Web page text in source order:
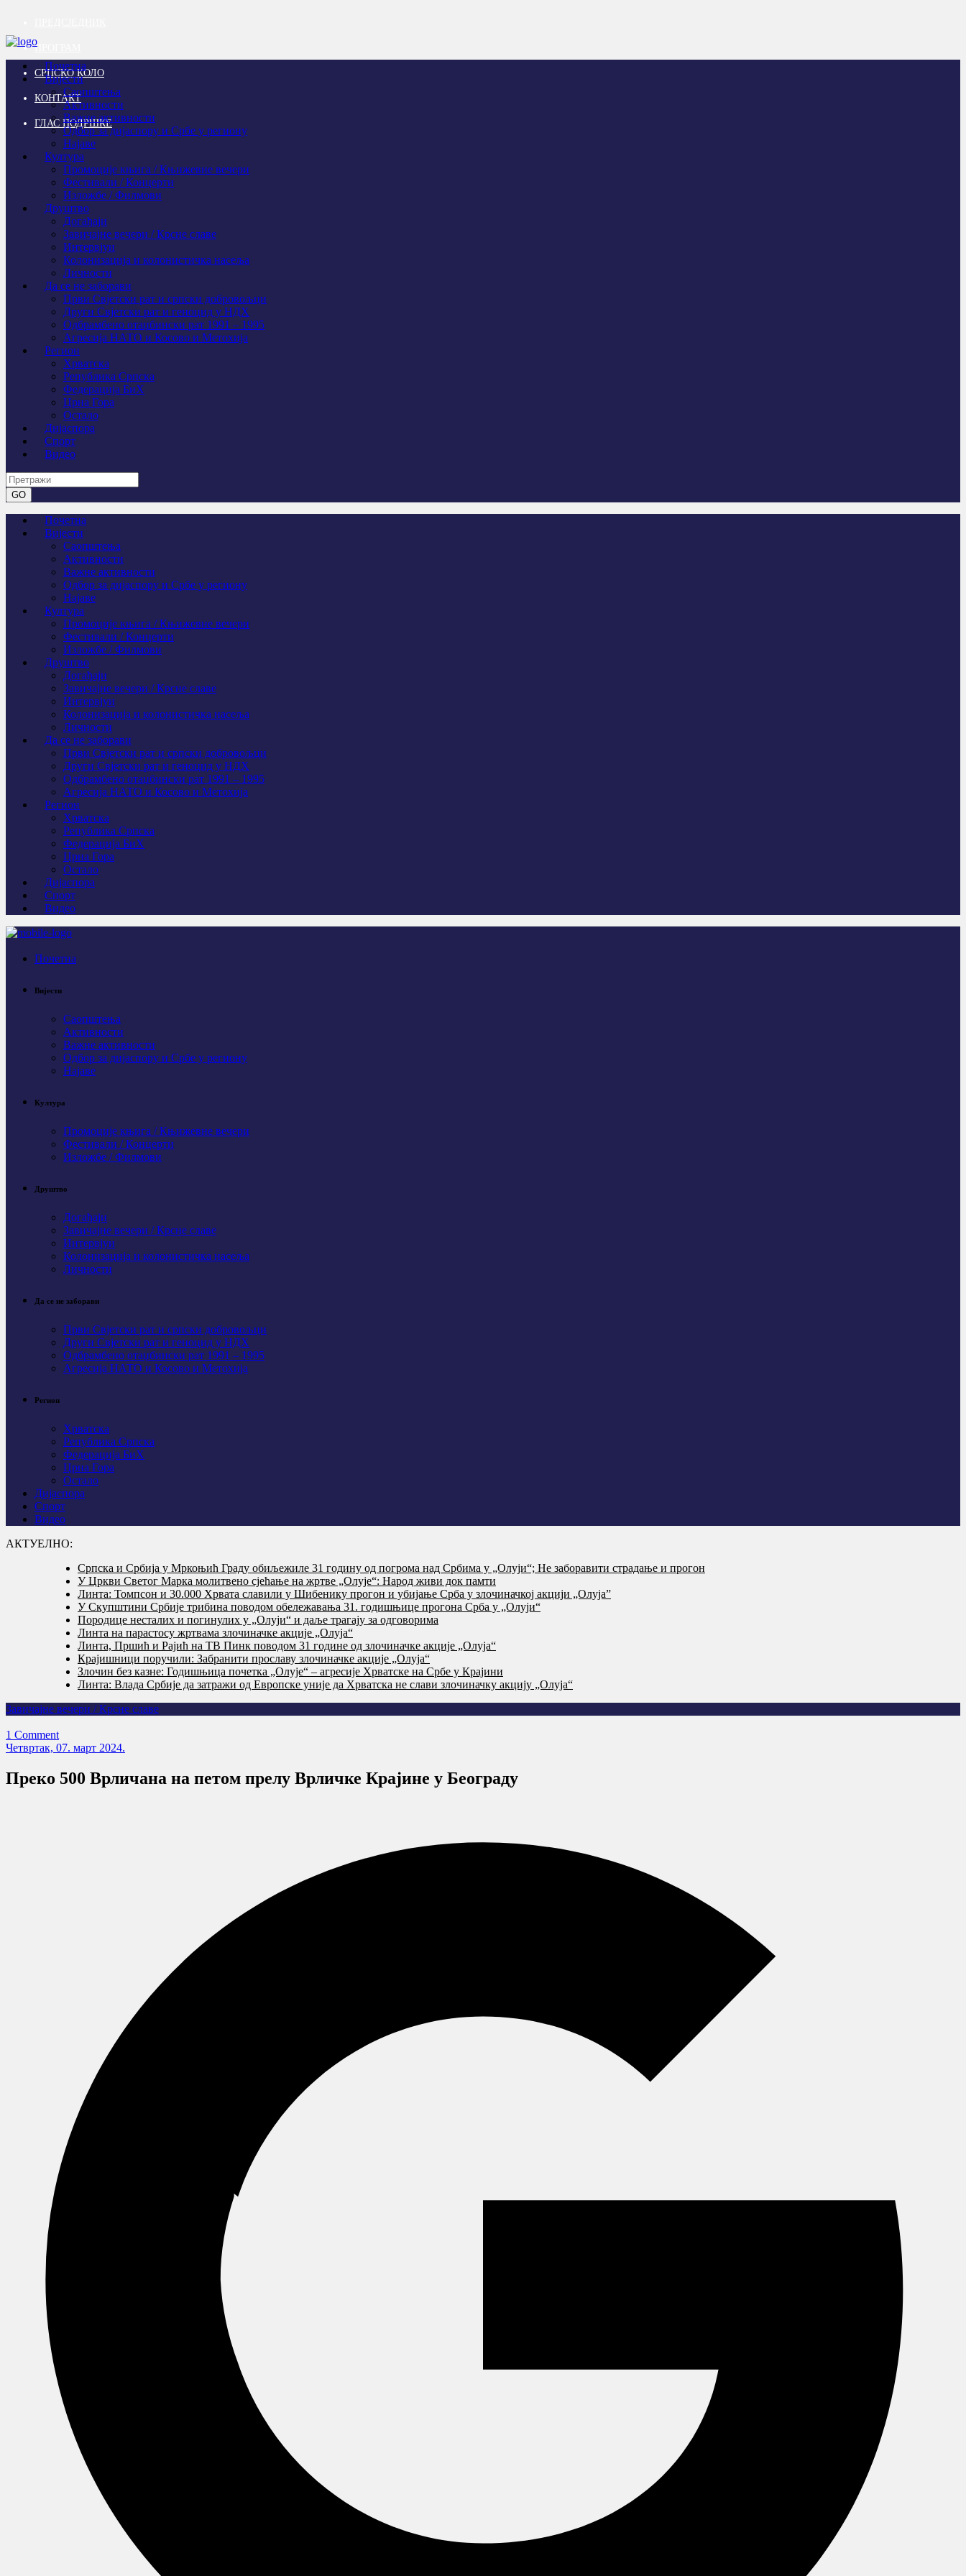
ПРОГРАМ
СРПСКО КОЛО
КОНТАКТ
ГЛАС ПОДРШКЕ
Почетна
Вијести
Саопштења
Активности
Важне активности
Одбор за дијаспору и Србе у региону
Најаве
Култура
Промоције књига / Књижевне вечери
Фестивали / Концерти
Изложбе / Филмови
Друштво
Догађаји
Завичајне вечери / Крсне славе
Интервјуи
Колонизација и колонистичка насеља
Личности
Да се не заборави
Први Свјeтски рат и српски добровољци
Други Свјетски рат и геноцид у НДХ
Одбрамбено отаџбински рат 1991 – 1995
Агресија НАТО и Косово и Метохија
Регион
Хрватска
Република Српска
Федерација БиХ
Црна Гора
Остало
Дијаспора
Спорт
Видео
Почетна
Вијести
Саопштења
Активности
Важне активности
Одбор за дијаспору и Србе у региону
Најаве
Култура
Промоције књига / Књижевне вечери
Фестивали / Концерти
Изложбе / Филмови
Друштво
Догађаји
Завичајне вечери / Крсне славе
Интервјуи
Колонизација и колонистичка насеља
Личности
Да се не заборави
Први Свјeтски рат и српски добровољци
Други Свјетски рат и геноцид у НДХ
Одбрамбено отаџбински рат 1991 – 1995
Агресија НАТО и Косово и Метохија
Регион
Хрватска
Република Српска
Федерација БиХ
Црна Гора
Остало
Дијаспора
Спорт
Видео
Почетна
Вијести
Саопштења
Активности
Важне активности
Одбор за дијаспору и Србе у региону
Најаве
Култура
Промоције књига / Књижевне вечери
Фестивали / Концерти
Изложбе / Филмови
Друштво
Догађаји
Завичајне вечери / Крсне славе
Интервјуи
Колонизација и колонистичка насеља
Личности
Да се не заборави
Први Свјeтски рат и српски добровољци
Други Свјетски рат и геноцид у НДХ
Одбрамбено отаџбински рат 1991 – 1995
Агресија НАТО и Косово и Метохија
Регион
Хрватска
Република Српска
Федерација БиХ
Црна Гора
Остало
Дијаспора
Спорт
Видео
АКТУЕЛНО:
Српска и Србија у Мркоњић Граду обиљежиле 31 годину од погрома над Србима у „Олуји“; Не заборавити страдање и прогон
У Цркви Светог Марка молитвено сјећање на жртве „Олује“: Народ живи док памти
Линта: Томпсон и 30.000 Хрвата славили у Шибенику прогон и убијање Срба у злочиначкој акцији „Олуја”
У Скупштини Србије трибина поводом обележавања 31. годишњице прогона Срба у „Олуји“
Породице несталих и погинулих у „Олуји“ и даље трагају за одговорима
Линта на парастосу жртвама злочиначке акције „Олуја“
Линта, Пршић и Рајић на ТВ Пинк поводом 31 године од злочиначке акције „Олуја“
Крајишници поручили: Забранити прославу злочиначке акције „Олуја“
Злочин без казне: Годишњица почетка „Олује“ – агресије Хрватске на Србе у Крајини
Линта: Влада Србије да затражи од Европске уније да Хрватска не слави злочиначку акцију „Олуја“
Завичајне вечери / Крсне славе
1 Comment
Четвртак, 07. март 2024.
Преко 500 Врличана на петом прелу Врличке Крајине у Београду